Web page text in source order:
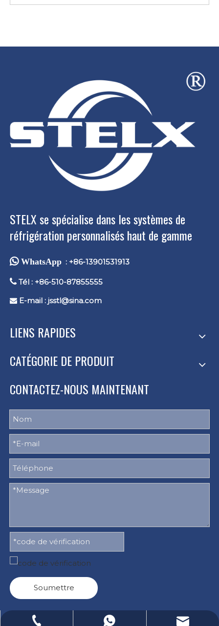
Tél : +86-13901531913
WhatsApp : +86-13901531913
Courriel : Lucas.xu@stelxtech.com
STELX se spécialise dans les systèmes de
réfrigération personnalisés haut de gamme
 WhatsApp : +86-13901531913
 Tél : +86-510-87855555
 E-mail : jsstl@sina.com
LIENS RAPIDES
CATÉGORIE DE PRODUIT
CONTACTEZ-NOUS MAINTENANT
Soumettre